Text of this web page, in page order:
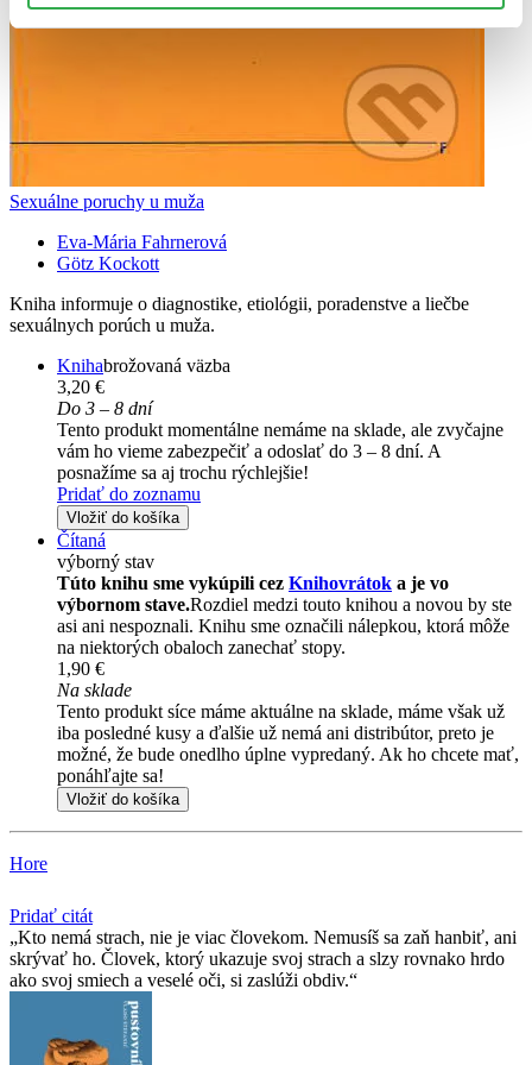
Sexuálne poruchy u muža
Eva-Mária Fahrnerová
Götz Kockott
Kniha informuje o diagnostike, etiológii, poradenstve a liečbe
sexuálnych porúch u muža.
Knihabrožovaná väzba
3,20 €
Do 3 – 8 dní
Tento produkt momentálne nemáme na sklade, ale zvyčajne
vám ho vieme zabezpečiť a odoslať do 3 – 8 dní. A
posnažíme sa aj trochu rýchlejšie!
Pridať do zoznamu
Vložiť do košíka
Čítaná
výborný stav
Túto knihu sme vykúpili cez Knihovrátok a je vo
výbornom stave.Rozdiel medzi touto knihou a novou by ste
asi ani nespoznali. Knihu sme označili nálepkou, ktorá môže
na niektorých obaloch zanechať stopy.
1,90 €
Na sklade
Tento produkt síce máme aktuálne na sklade, máme však už
iba posledné kusy a ďalšie už nemá ani distribútor, preto je
možné, že bude onedlho úplne vypredaný. Ak ho chcete mať,
ponáhľajte sa!
Vložiť do košíka
Hore
Pridať citát
Kto nemá strach, nie je viac človekom. Nemusíš sa zaň hanbiť, ani
skrývať ho. Človek, ktorý ukazuje svoj strach a slzy rovnako hrdo
ako svoj smiech a veselé oči, si zaslúži obdiv.